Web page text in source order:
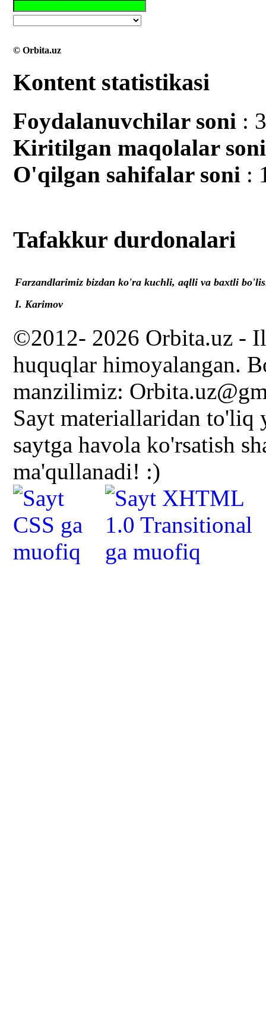
© Orbita.uz
Kontent statistikasi
Foydalanuvchilar soni :
Kiritilgan mаqolalar soni
O'qilgan sahifalar soni :
Tafakkur durdonalari
Farzandlarimiz bizdan ko'ra kuchli, aqlli va baxtli
I. Karimov
©2012- 2026 Orbita.uz -
huquqlar himoyalangan.
manzilimiz:
Sayt materiallaridan
saytga havola ko'rsatish
ma'qullanadi! :)